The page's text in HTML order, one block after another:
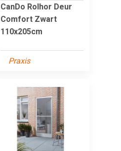
CanDo Rolhor Deur
Comfort Zwart
110x205cm
Praxis